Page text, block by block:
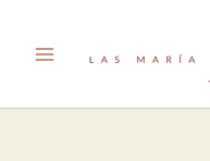
Electrónico*